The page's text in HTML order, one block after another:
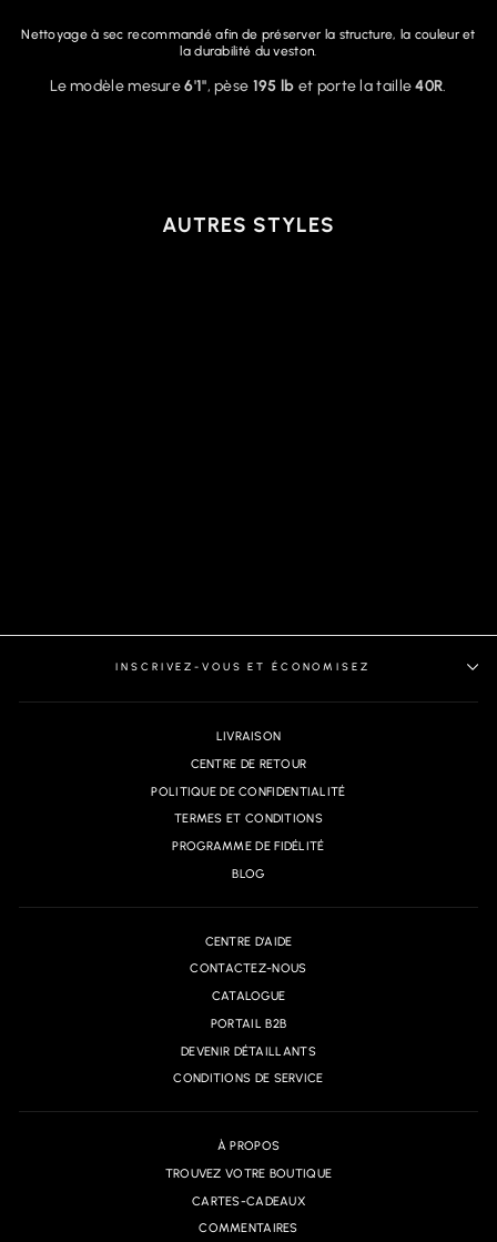
Nettoyage à sec recommandé afin de préserver la structure, la couleur et
la durabilité du veston.
Le modèle mesure6'1", pèse 195 lb et porte la taille40R.
AUTRES STYLES
INSCRIVEZ-VOUS ET ÉCONOMISEZ
LIVRAISON
CENTRE DE RETOUR
POLITIQUE DE CONFIDENTIALITÉ
TERMES ET CONDITIONS
PROGRAMME DE FIDÉLITÉ
BLOG
CENTRE D'AIDE
CONTACTEZ-NOUS
CATALOGUE
PORTAIL B2B
DEVENIR DÉTAILLANTS
CONDITIONS DE SERVICE
À PROPOS
TROUVEZ VOTRE BOUTIQUE
CARTES-CADEAUX
COMMENTAIRES